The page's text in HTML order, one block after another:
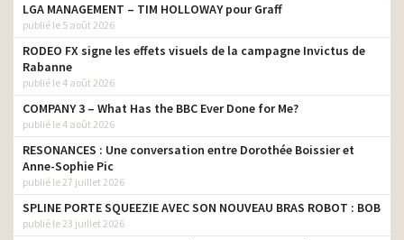
LGA MANAGEMENT – TIM HOLLOWAY pour Graff
publié le 5 août 2026
RODEO FX signe les effets visuels de la campagne Invictus de
Rabanne
publié le 4 août 2026
COMPANY 3 – What Has the BBC Ever Done for Me?
publié le 4 août 2026
RESONANCES : Une conversation entre Dorothée Boissier et
Anne-Sophie Pic
publié le 27 juillet 2026
SPLINE PORTE SQUEEZIE AVEC SON NOUVEAU BRAS ROBOT : BOB
publié le 23 juillet 2026